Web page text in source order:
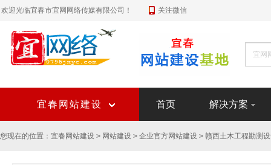
欢迎光临宜春市宜网网络传媒有限公司！ 关注微信
宜春网站建设 首页 解决方案
您现在的位置： 宜春网站建设 > 网站建设 > 企业官方网站建设 > 赣西土木工程勘测